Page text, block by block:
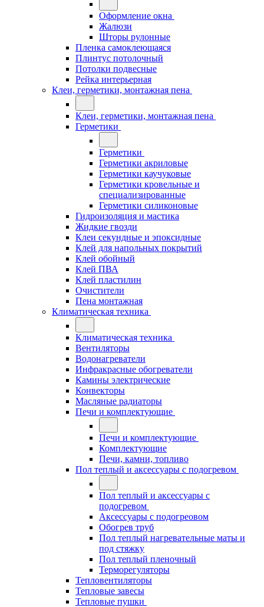
Оформление окна
Жалюзи
Шторы рулонные
Пленка самоклеющаяся
Плинтус потолочный
Потолки подвесные
Рейка интерьерная
Клеи, герметики, монтажная пена
Клеи, герметики, монтажная пена
Герметики
Герметики
Герметики акриловые
Герметики каучуковые
Герметики кровельные и
специализированные
Герметики силиконовые
Гидроизоляция и мастика
Жидкие гвозди
Клеи секундные и эпоксидные
Клей для напольных покрытий
Клей обойный
Клей ПВА
Клей пластилин
Очистители
Пена монтажная
Климатическая техника
Климатическая техника
Вентиляторы
Водонагреватели
Инфракрасные обогреватели
Камины электрические
Конвекторы
Масляные радиаторы
Печи и комплектующие
Печи и комплектующие
Комплектующие
Печи, камни, топливо
Пол теплый и аксессуары с подогревом
Пол теплый и аксессуары с
подогревом
Аксессуары с подогреовом
Обогрев труб
Пол теплый нагревательные маты и
под стяжку
Пол теплый пленочный
Терморегуляторы
Тепловентиляторы
Тепловые завесы
Тепловые пушки